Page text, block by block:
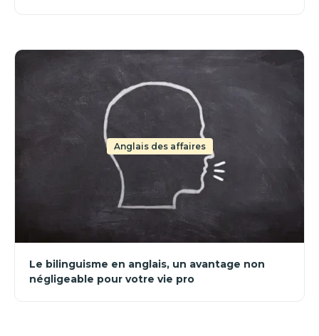
Anglais des affaires
Le bilinguisme en anglais, un avantage non
négligeable pour votre vie pro